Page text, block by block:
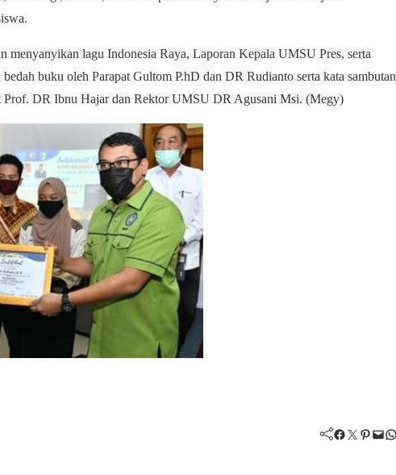
menyanyikan lagu Indonesia Raya, Laporan Kepala UMSU Pres, serta
buku oleh Parapat Gultom P.hD dan DR Rudianto serta kata sambutan
DR Ibnu Hajar dan Rektor UMSU DR Agusani Msi. (Megy)
Facebook Twitter Pinterest Mail WhatsApp